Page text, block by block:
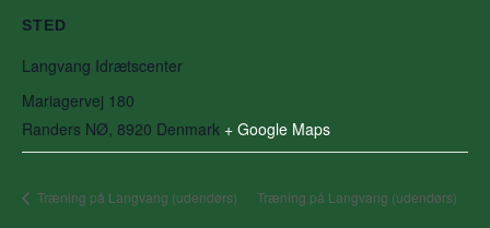
STED
Langvang Idrætscenter
Mariagervej 180
Randers NØ, 8920 Denmark + Google Maps
Træning på Langvang (udendørs) Træning på Langvang (udendørs)